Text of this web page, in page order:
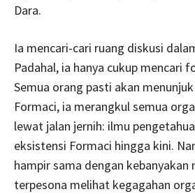
Dara.
Ia mencari-cari ruang diskusi
Padahal, ia hanya cukup mencari
Semua orang pasti akan
Formaci, ia merangkul semua
lewat jalan jernih: ilmu
eksistensi Formaci hingga kini.
hampir sama dengan kebanyakan
terpesona melihat kegagahan